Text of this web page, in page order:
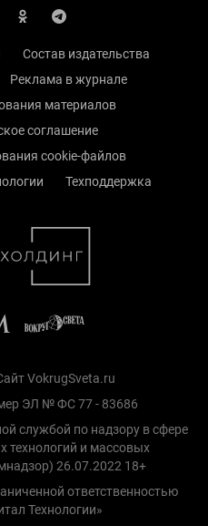
Состав издательства
Реклама в журнале
материалов
соглашение
cookie-файлов
Техподдержка
VokrugSveta.ru
ЭЛ № ФС 77 - 83686
службой по надзору в сфере
технологий и массовых
26.07.2022 18+
ответственностью
Технологии»